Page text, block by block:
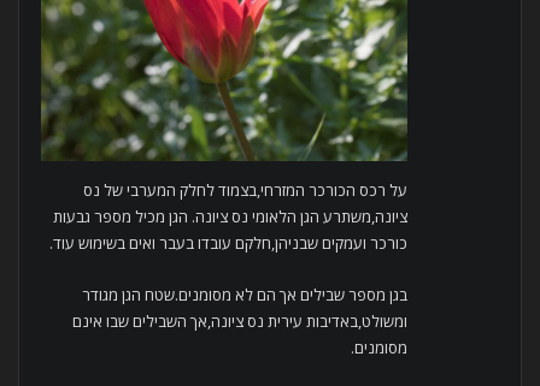
על רכס הכורכר המזרחי,בצמוד לחלק המערבי של נס
ציונה,משתרע הגן הלאומי נס ציונה. הגן מכיל מספר גבעות
כורכר ועמקים שבניהן,חלקם עובדו בעבר ואים בשימוש עוד.
בגן מספר שבילים אך הם לא מסומנים.שטח הגן מגודר
ומשולט,באדיבות עירית נס ציונה,אך השבילים שבו אינם
מסומנים.